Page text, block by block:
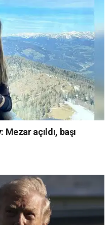
açıldı, başı